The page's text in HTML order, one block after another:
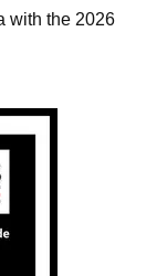
with the 2026